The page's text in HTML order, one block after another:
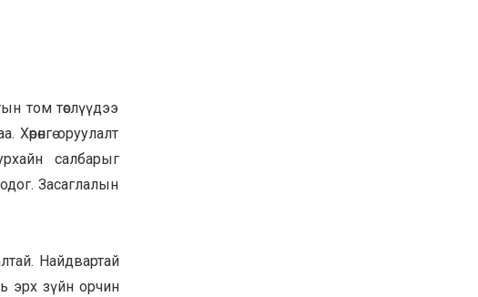
том төслүүдээ
оруулалт
салбарыг
Засаглалын
Найдвартай
эрх зүйн орчин